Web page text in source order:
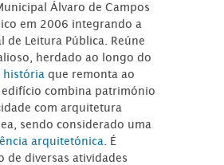
Álvaro de Campos
em 2006 integrando a
de Leitura Pública. Reúne
herdado ao longo do
história que remonta ao
edifício combina património
com arquitetura
sendo considerado uma
arquitetónica . É
de diversas atividades